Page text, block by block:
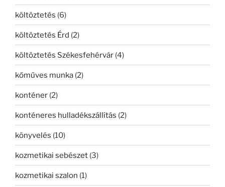
költöztetés (6)
költöztetés Érd (2)
költöztetés Székesfehérvár (4)
kőműves munka (2)
konténer (2)
konténeres hulladékszállítás (2)
könyvelés (10)
kozmetikai sebészet (3)
kozmetikai szalon (1)